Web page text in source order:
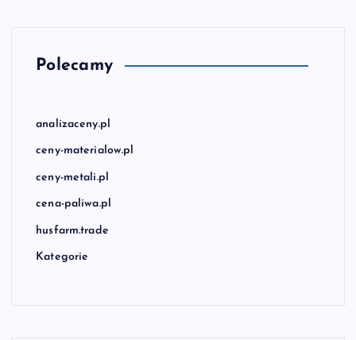
Polecamy
analizaceny.pl
ceny-materialow.pl
ceny-metali.pl
cena-paliwa.pl
husfarm.trade
Kategorie